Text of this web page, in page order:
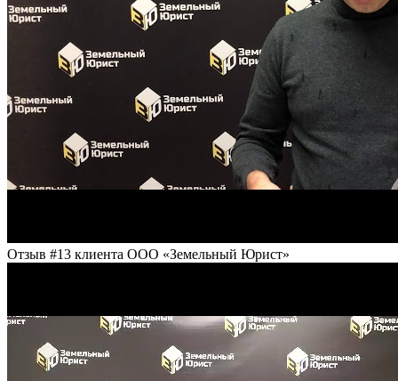
Отзыв #13 клиента ООО «Земельный Юрист»